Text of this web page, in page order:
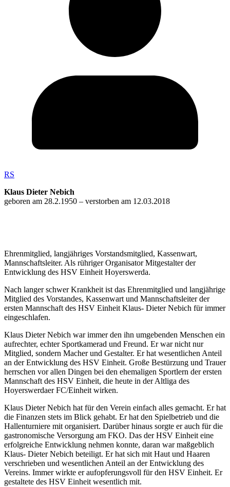
RS
Klaus Dieter Nebich
geboren am 28.2.1950 – verstorben am 12.03.2018
Ehrenmitglied, langjähriges Vorstandsmitglied, Kassenwart,
Mannschaftsleiter. Als rühriger Organisator Mitgestalter der
Entwicklung des HSV Einheit Hoyerswerda.
Nach langer schwer Krankheit ist das Ehrenmitglied und langjährige
Mitglied des Vorstandes, Kassenwart und Mannschaftsleiter der
ersten Mannschaft des HSV Einheit Klaus- Dieter Nebich für immer
eingeschlafen.
Klaus Dieter Nebich war immer den ihn umgebenden Menschen ein
aufrechter, echter Sportkamerad und Freund. Er war nicht nur
Mitglied, sondern Macher und Gestalter. Er hat wesentlichen Anteil
an der Entwicklung des HSV Einheit. Große Bestürzung und Trauer
herrschen vor allen Dingen bei den ehemaligen Sportlern der ersten
Mannschaft des HSV Einheit, die heute in der Altliga des
Hoyerswerdaer FC/Einheit wirken.
Klaus Dieter Nebich hat für den Verein einfach alles gemacht. Er hat
die Finanzen stets im Blick gehabt. Er hat den Spielbetrieb und die
Hallenturniere mit organisiert. Darüber hinaus sorgte er auch für die
gastronomische Versorgung am FKO. Das der HSV Einheit eine
erfolgreiche Entwicklung nehmen konnte, daran war maßgeblich
Klaus- Dieter Nebich beteiligt. Er hat sich mit Haut und Haaren
verschrieben und wesentlichen Anteil an der Entwicklung des
Vereins. Immer wirkte er aufopferungsvoll für den HSV Einheit. Er
gestaltete des HSV Einheit wesentlich mit.